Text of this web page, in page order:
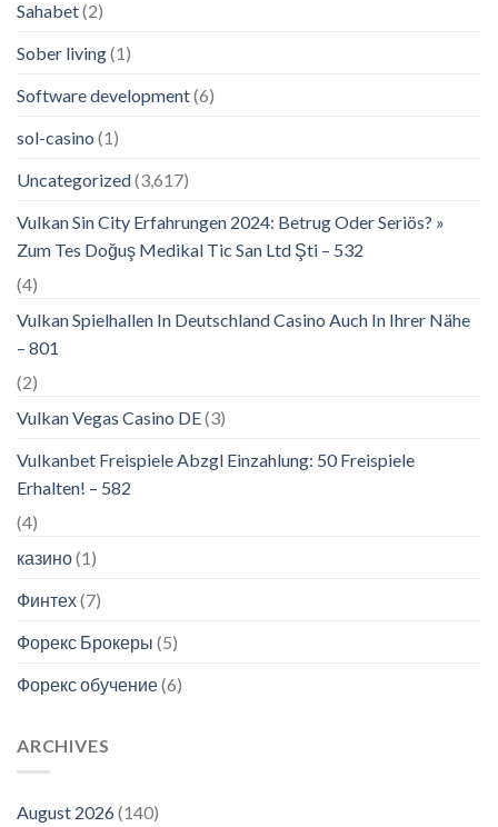
Sahabet(2)
Sober living(1)
Software development(6)
sol-casino (1)
Uncategorized(3,617)
Vulkan Sin City Erfahrungen 2024: Betrug Oder Seriös? »
Zum Tes Doğuş Medikal Tic San Ltd Şti – 532
(4)
Vulkan Spielhallen In Deutschland Casino Auch In Ihrer Nähe
– 801
(2)
Vulkan Vegas Casino DE(3)
Vulkanbet Freispiele Abzgl Einzahlung: 50 Freispiele
Erhalten! – 582
(4)
казино(1)
Финтех(7)
Форекс Брокеры (5)
Форекс обучение(6)
ARCHIVES
August 2026(140)